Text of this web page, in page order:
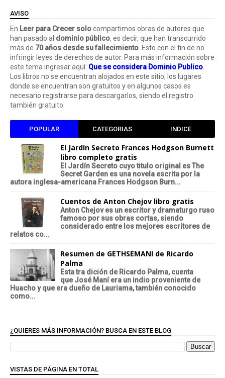
AVISO
En Leer para Crecer solocompartimos obras de autores que
han pasado al dominio público, es decir, que han transcurrido
más de 70 años desde su fallecimiento . Esto con el fin de no
infringir leyes de derechos de autor. Para más información sobre
este tema ingresar aquí: Que se considera Dominio Publico
Los libros no se encuentran alojados en este sitio, los lugares
donde se encuentran son gratuitos y en algunos casos es
necesario registrarse para descargarlos, siendo el registro
también gratuito.
POPULAR CATEGORIAS INDICE
El Jardín Secreto Frances Hodgson Burnett
libro completo gratis
El Jardín Secreto cuyo titulo original es The
Secret Garden es una novela escrita por la
autora inglesa-americana Frances Hodgson Burn...
Cuentos de Anton Chejov libro gratis
Anton Chejov es un escritor y dramaturgo ruso
famoso por sus obras cortas, siendo
considerado entre los mejores escritores de
relatos co...
Resumen de GETHSEMANI de Ricardo
Palma
Esta tra dición de Ricardo Palma, cuenta
que José Maní era un indio proveniente de
Huacho y que era dueño de Lauriama, también conocido
como...
¿QUIERES MÁS INFORMACIÓN? BUSCA EN ESTE BLOG
VISTAS DE PÁGINA EN TOTAL